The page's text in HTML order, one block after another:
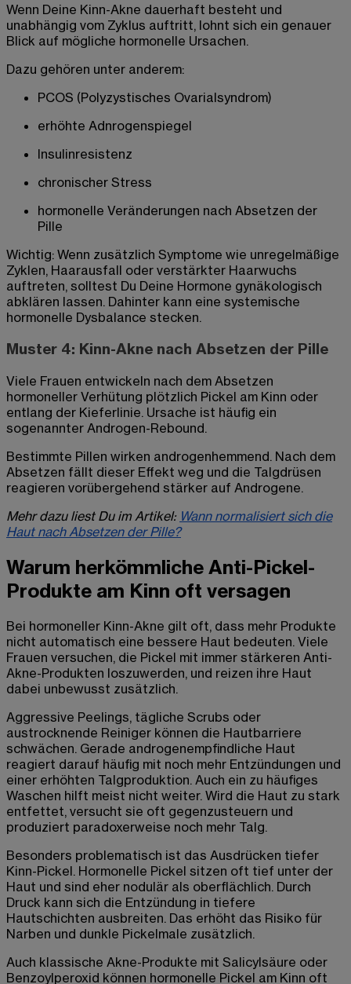
Wenn Deine Kinn-Akne dauerhaft besteht und
unabhängig vom Zyklus auftritt, lohnt sich ein genauer
Blick auf mögliche hormonelle Ursachen.
Dazu gehören unter anderem:
PCOS (Polyzystisches Ovarialsyndrom)
erhöhte Adnrogenspiegel
Insulinresistenz
chronischer Stress
hormonelle Veränderungen nach Absetzen der
Pille
Wichtig: Wenn zusätzlich Symptome wie unregelmäßige
Zyklen, Haarausfall oder verstärkter Haarwuchs
auftreten, solltest Du Deine Hormone gynäkologisch
abklären lassen. Dahinter kann eine systemische
hormonelle Dysbalance stecken.
Muster 4: Kinn-Akne nach Absetzen der Pille
Viele Frauen entwickeln nach dem Absetzen
hormoneller Verhütung plötzlich Pickel am Kinn oder
entlang der Kieferlinie. Ursache ist häufig ein
sogenannter Androgen-Rebound.
Bestimmte Pillen wirken androgenhemmend. Nach dem
Absetzen fällt dieser Effekt weg und die Talgdrüsen
reagieren vorübergehend stärker auf Androgene.
Mehr dazu liest Du im Artikel: Wann normalisiert sich die
Haut nach Absetzen der Pille?
Warum herkömmliche Anti-Pickel-
Produkte am Kinn oft versagen
Bei hormoneller Kinn-Akne gilt oft, dass mehr Produkte
nicht automatisch eine bessere Haut bedeuten. Viele
Frauen versuchen, die Pickel mit immer stärkeren Anti-
Akne-Produkten loszuwerden, und reizen ihre Haut
dabei unbewusst zusätzlich.
Aggressive Peelings, tägliche Scrubs oder
austrocknende Reiniger können die Hautbarriere
schwächen. Gerade androgenempfindliche Haut
reagiert darauf häufig mit noch mehr Entzündungen und
einer erhöhten Talgproduktion. Auch ein zu häufiges
Waschen hilft meist nicht weiter. Wird die Haut zu stark
entfettet, versucht sie oft gegenzusteuern und
produziert paradoxerweise noch mehr Talg.
Besonders problematisch ist das Ausdrücken tiefer
Kinn-Pickel. Hormonelle Pickel sitzen oft tief unter der
Haut und sind eher nodulär als oberflächlich. Durch
Druck kann sich die Entzündung in tiefere
Hautschichten ausbreiten. Das erhöht das Risiko für
Narben und dunkle Pickelmale zusätzlich.
Auch klassische Akne-Produkte mit Salicylsäure oder
Benzoylperoxid können hormonelle Pickel am Kinn oft